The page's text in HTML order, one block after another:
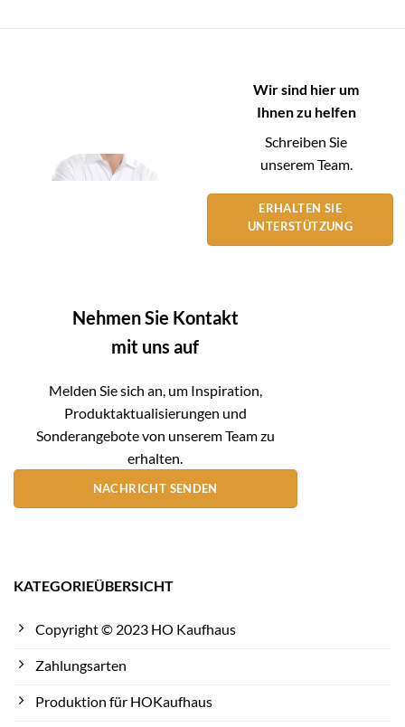
Wir sind hier um
Ihnen zu helfen
Schreiben Sie
unserem Team.
ERHALTEN SIE
UNTERSTÜTZUNG
Nehmen Sie Kontakt
mit uns auf
Melden Sie sich an, um Inspiration,
Produktaktualisierungen und
Sonderangebote von unserem Team zu
erhalten.
NACHRICHT SENDEN
KATEGORIEÜBERSICHT
Copyright © 2023 HO Kaufhaus
Zahlungsarten
Produktion für HOKaufhaus